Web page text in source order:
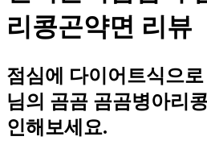
리콩곤약면 리뷰
점심에 다이어트식으
님의 곰곰 곰곰병아리
인해보세요.